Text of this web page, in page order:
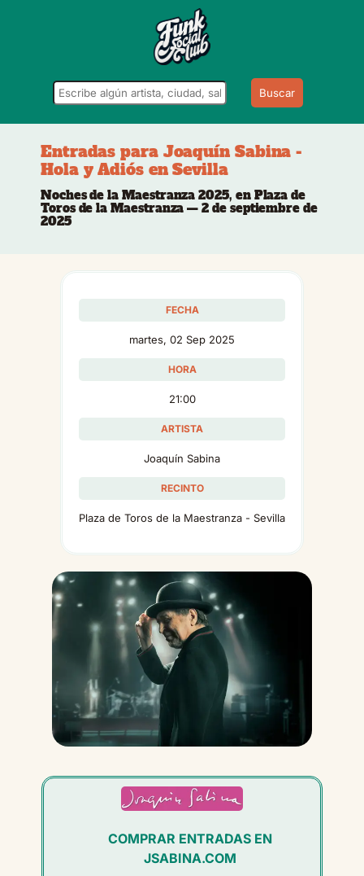
Buscar
Entradas para Joaquín Sabina -
Hola y Adiós en Sevilla
Noches de la Maestranza 2025, en Plaza de
Toros de la Maestranza — 2 de septiembre de
2025
FECHA
martes, 02 Sep 2025
HORA
21:00
ARTISTA
Joaquín Sabina
RECINTO
Plaza de Toros de la Maestranza - Sevilla
COMPRAR ENTRADAS EN
JSABINA.COM